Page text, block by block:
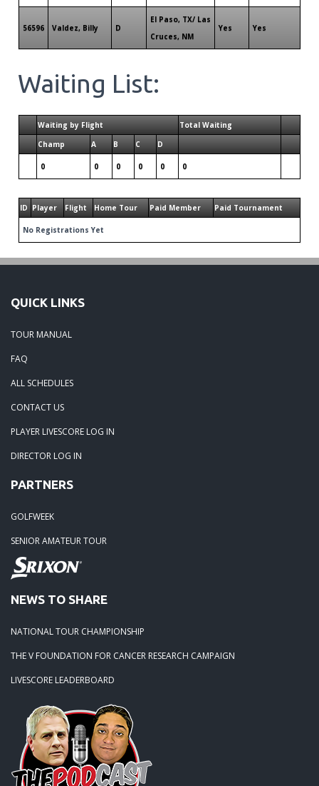
56596 Valdez, Billy D
El Paso, TX/ Las
Cruces, NM
Yes Yes
Waiting List:
Waiting by Flight
Total Waiting
Champ
A B C D
0 0 0 0 0 0
ID Player Flight Home Tour Paid Member Paid Tournament
No Registrations Yet
QUICK LINKS
TOUR MANUAL
FAQ
ALL SCHEDULES
CONTACT US
PLAYER LIVESCORE LOG IN
DIRECTOR LOG IN
PARTNERS
GOLFWEEK
SENIOR AMATEUR TOUR
NEWS TO SHARE
NATIONAL TOUR CHAMPIONSHIP
THE V FOUNDATION FOR CANCER RESEARCH CAMPAIGN
LIVESCORE LEADERBOARD